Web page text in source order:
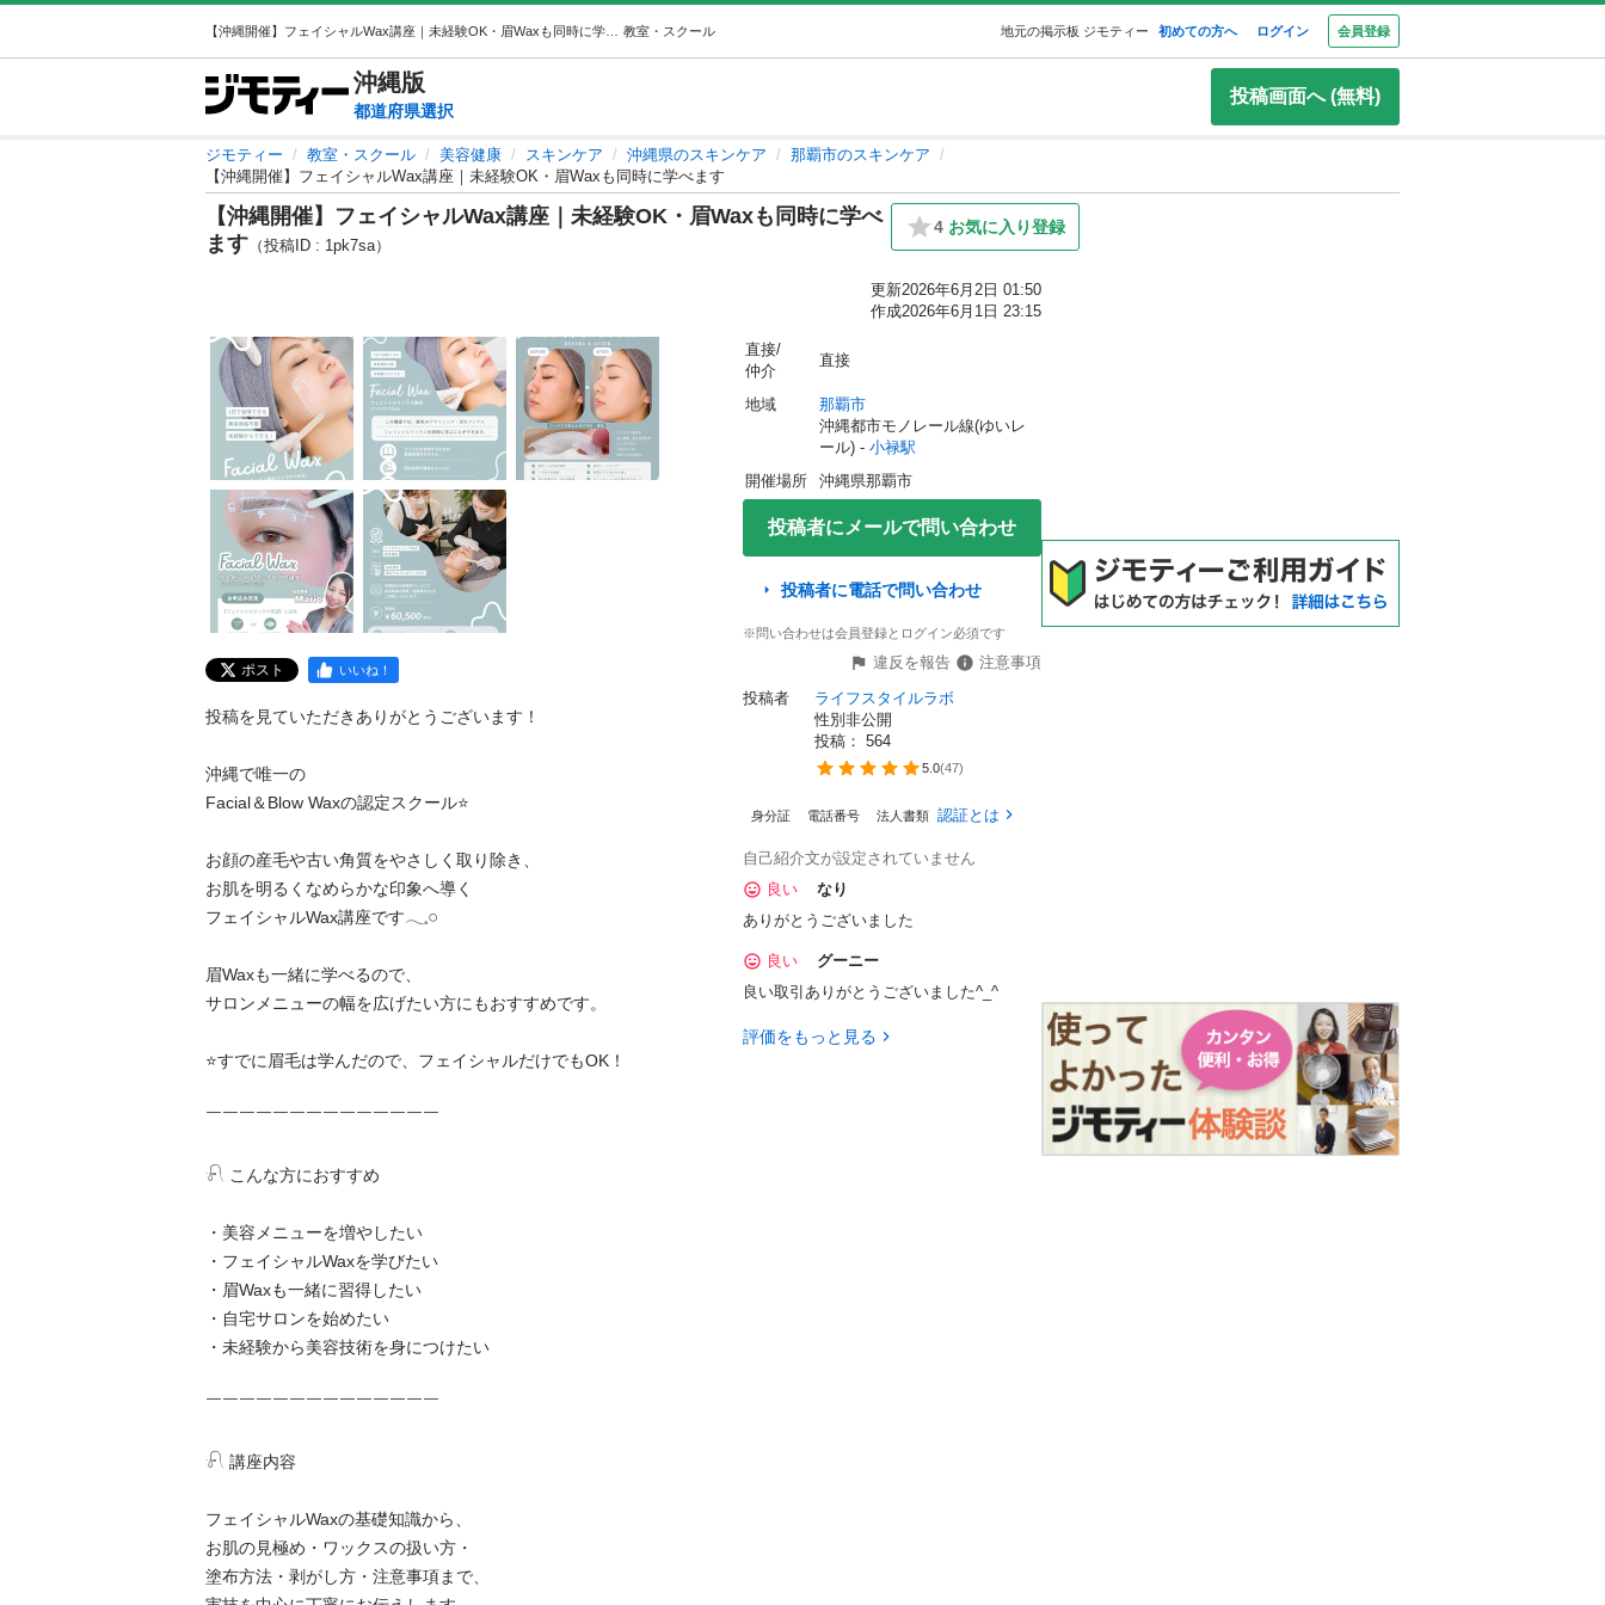
教室・スクール 地元の掲示板 ジモティー 初めての方へ ログイン 会員登録
沖縄版
都道府県選択
投稿画面へ (無料)
ジモティー 教室・スクール 美容健康 スキンケア 沖縄県のスキンケア
那覇市のスキンケア
【沖縄開催】フェイシャルWax講座｜未経験OK・眉Waxも同時に学べます
【沖縄開催】フェイシャルWax講座｜未経験OK・眉Waxも同時に学べ
ます （投稿ID : 1pk7sa）
4 お気に入り登録
更新2026年6月2日 01:50
作成2026年6月1日 23:15
ポスト いいね！
投稿を見ていただきありがとうございます！
沖縄で唯一の
Facial＆Blow Waxの認定スクール⭐️
お顔の産毛や古い角質をやさしく取り除き、
お肌を明るくなめらかな印象へ導く
フェイシャルWax講座です𓂃𓈒𓏸
眉Waxも一緒に学べるので、
サロンメニューの幅を広げたい方にもおすすめです。
⭐️すでに眉毛は学んだので、フェイシャルだけでもOK！
￣￣￣￣￣￣￣￣￣￣￣￣￣￣
𓍯 こんな方におすすめ
・美容メニューを増やしたい
・フェイシャルWaxを学びたい
・眉Waxも一緒に習得したい
・自宅サロンを始めたい
・未経験から美容技術を身につけたい
￣￣￣￣￣￣￣￣￣￣￣￣￣￣
𓍯 講座内容
フェイシャルWaxの基礎知識から、
お肌の見極め・ワックスの扱い方・
塗布方法・剥がし方・注意事項まで、
直接/
仲介
直接
地域
那覇市
沖縄都市モノレール線(ゆいレ
ール) - 小禄駅
開催場所
沖縄県那覇市
投稿者にメールで問い合わせ
投稿者に電話で問い合わせ
※問い合わせは会員登録とログイン必須です
違反を報告
注意事項
投稿者
ライフスタイルラボ
性別非公開
投稿： 564
5.0(47)
身分証 電話番号 法人書類 認証とは
自己紹介文が設定されていません
良い
なり
ありがとうございました
良い
グーニー
良い取引ありがとうございました^_^
評価をもっと見る